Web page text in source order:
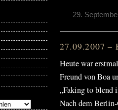
29.
27.09.2007 –
Heute war
Freund von Boa
„Faking to blend
Nach dem